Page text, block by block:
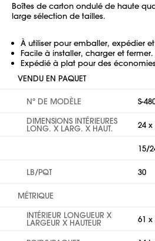
Boîtes de carton ondulé de haute
large sélection de tailles.
À utiliser pour emballer, expédier
Facile à installer, charger et fermer.
Expédié à plat pour des
VENDU EN PAQUET
Nº DE MODÈLE
S-
DIMENSIONS INTÉRIEURES
LONG. X LARG. X HAUT. 24
15/
LB/PQT 30
MÉTRIQUE
INTÉRIEUR LONGUEUR X
LARGEUR X HAUTEUR 61 x